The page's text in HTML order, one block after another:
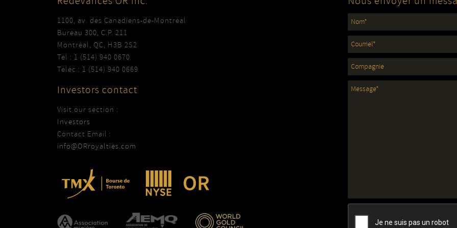
1100, av. des Canadiens-de-Montréal
Bureau 300, C.P. 211
Montréal, QC, H3B 2S2
Tel : 1 (514) 940 0670
Téléc : 1 (514) 940 0669
Investors contact
Visit our section :
Investors
Contact Email :
info@ORroyalties.com